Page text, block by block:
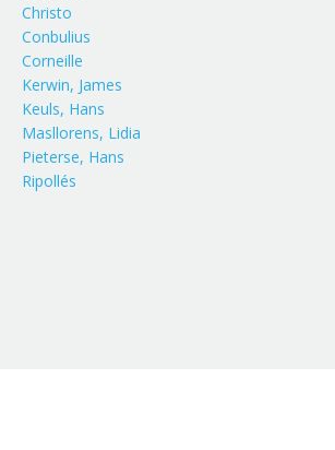
Christo
Conbulius
Corneille
Kerwin, James
Keuls, Hans
Masllorens, Lidia
Pieterse, Hans
Ripollés